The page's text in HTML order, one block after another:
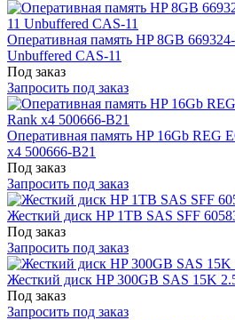
Оперативная память HP 8GB
Unbuffered CAS-11
Под заказ
Запросить под заказ
Оперативная память HP 16Gb REG
x4 500666-B21
Под заказ
Запросить под заказ
Жесткий диск HP 1TB SAS SFF
Под заказ
Запросить под заказ
Жесткий диск HP 300GB SAS 15K
Под заказ
Запросить под заказ